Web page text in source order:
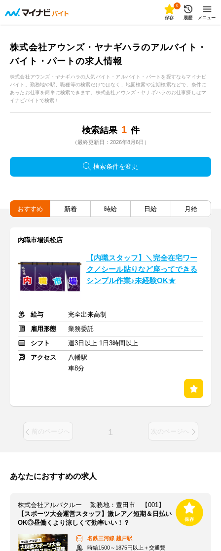
0
保存 履歴 メニュー
株式会社アウンズ・ヤナギハラのアルバイト・
バイト・パートの求人情報
株式会社アウンズ・ヤナギハラの人気バイト・アルバイト・パートを探すならマイナビ
バイト。勤務地や駅、職種等の検索だけではなく、地図検索や定期検索などで、条件に
あったお仕事を簡単に検索できます。株式会社アウンズ・ヤナギハラのお仕事探しはマ
イナビバイトで検索！
検索結果 1 件
（最終更新日：2026年8月6日）
検索条件を変更
おすすめ 新着 時給 日給 月給
内職市場浜松店
【内職スタッフ】＼完全在宅ワー
ク／シール貼りなど座ってできる
シンプル作業♪未経験OK★
給与
完全出来高制
雇用形態
業務委託
シフト
週3日以上 1日3時間以上
アクセス
八幡駅
車8分
前のページへ 1 次のページへ
あなたにおすすめの求人
株式会社アルバクルー 勤務地：豊田市 【001】
【スポーツ大会運営スタッフ】激レア／短期＆日払い
OK◎昼働くより涼しくて効率いい！？
名鉄三河線 越戸駅
時給1500～1875円以上＋交通費